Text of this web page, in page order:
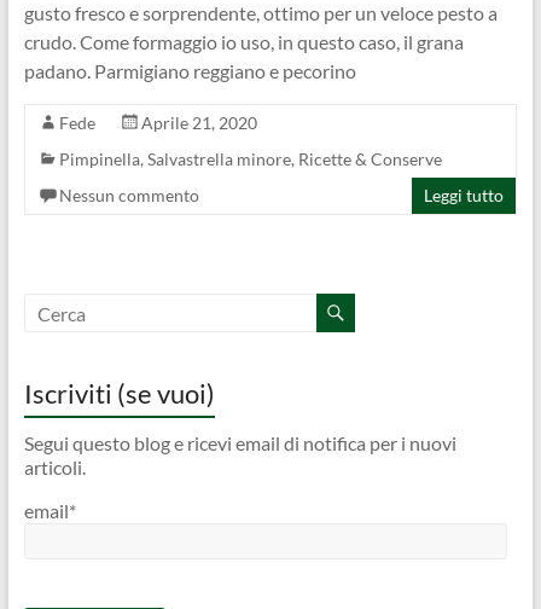
gusto fresco e sorprendente, ottimo per un veloce pesto a
crudo. Come formaggio io uso, in questo caso, il grana
padano. Parmigiano reggiano e pecorino
Fede
Aprile 21, 2020
Pimpinella, Salvastrella minore, Ricette & Conserve
Nessun commento
Leggi tutto
Iscriviti (se vuoi)
Segui questo blog e ricevi email di notifica per i nuovi
articoli.
email*